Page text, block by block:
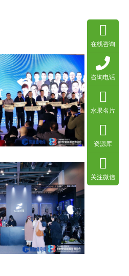
在线咨询
咨询电话
水果名片
资源库
关注微信